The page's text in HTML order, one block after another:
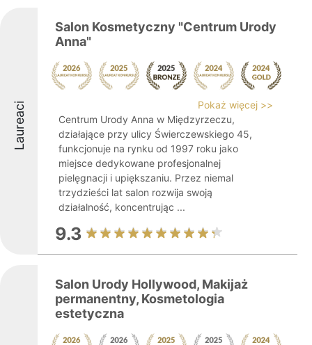
Laureaci
Salon Kosmetyczny "Centrum Urody
Anna"
Pokaż więcej >>
Centrum Urody Anna w Międzyrzeczu,
działające przy ulicy Świerczewskiego 45,
funkcjonuje na rynku od 1997 roku jako
miejsce dedykowane profesjonalnej
pielęgnacji i upiększaniu. Przez niemal
trzydzieści lat salon rozwija swoją
działalność, koncentrując ...
9.3
Salon Urody Hollywood, Makijaż
permanentny, Kosmetologia
estetyczna